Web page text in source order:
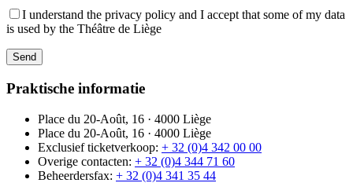
I understand the privacy policy and I accept that some of my data
is used by the Théâtre de Liège
Praktische informatie
Place du 20-Août, 16 · 4000 Liège
Place du 20-Août, 16 · 4000 Liège
Exclusief ticketverkoop: + 32 (0)4 342 00 00
Overige contacten: + 32 (0)4 344 71 60
Beheerdersfax: + 32 (0)4 341 35 44